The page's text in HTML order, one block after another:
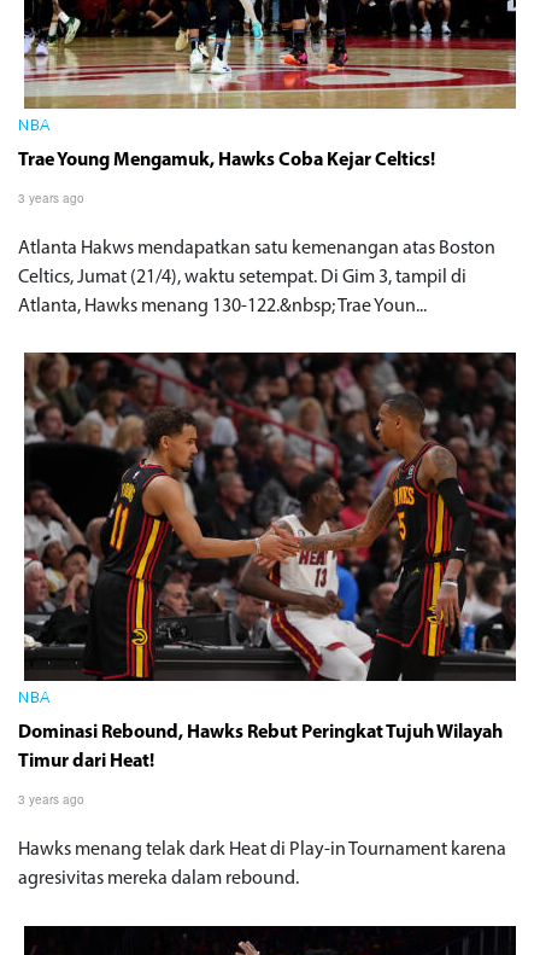
NBA
Trae Young Mengamuk, Hawks Coba Kejar Celtics!
3 years ago
Atlanta Hakws mendapatkan satu kemenangan atas Boston
Celtics, Jumat (21/4), waktu setempat. Di Gim 3, tampil di
Atlanta, Hawks menang 130-122.&nbsp; Trae Youn...
NBA
Dominasi Rebound, Hawks Rebut Peringkat Tujuh Wilayah
Timur dari Heat!
3 years ago
Hawks menang telak dark Heat di Play-in Tournament karena
agresivitas mereka dalam rebound.